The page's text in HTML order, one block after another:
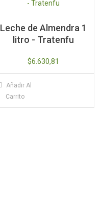
Leche de Almendra 1
litro - Tratenfu
$6.630,81
Añadir Al
Carrito